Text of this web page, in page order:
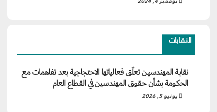
النقابات
نقابة المهندسين تعلّق فعالياتها الاحتجاجية بعد تفاهمات مع
الحكومة بشأن حقوق المهندسين في القطاع العام
يونيو 5, 2026